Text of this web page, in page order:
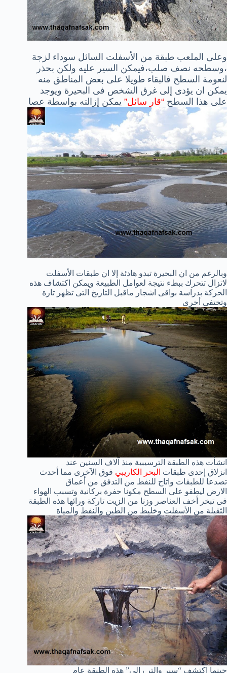
وعلى الملعب طبقة من الأسفلت السائل سوداء لزجة
،وسطحه نصف صلب،فيمكن السير عليه ولكن بحذر
لنعومة السطح فالبقاء طويلا على بعض المناطق منه
يمكن ان يؤدى إلى غرق الشخص فى البحيرة ويوجد
على هذا السطح “قار سائل” يمكن إزالته بواسطة عصا
وبالرغم من ان البحيرة تبدو هادئة إلا ان طبقات الأسفلت
لاتزال تتحرك ببطء نتيجة لعوامل الطبيعة ويمكن اكتشاف هذه
الحركة بدراسة بواقى اشجار ماقبل التاريخ التى تظهر تارة
وتختفى أخرى
انشأت هذه الطبقة الترسيبية منذ آلاف السنين عند
انزلاق إحدى طبقات البحر الكاريبي فوق الآخرى مما أحدث
تصدعا للطبقات واتاح للنفط من التدفق من أعماق
الارض ليطفو على السطح مكونا حفرة بركانية وتسبب الهواء
فى تبخر أخف العناصر وزنا من الزيت تاركة ورائها هذه الطبقة
الثقيلة من الأسفلت وخليط من الطين والنفط والمياة
حينما اكتشف “سير والتر رالى” هذه الطبقة عام